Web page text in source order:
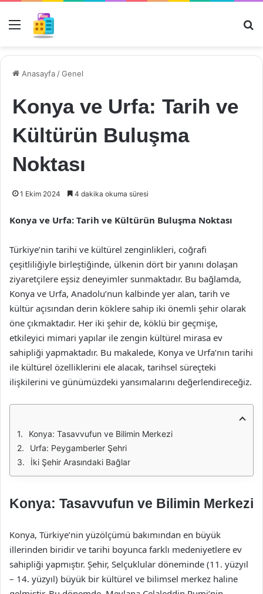
Menü
Anasayfa /Genel
Konya ve Urfa: Tarih ve
Kültürün Buluşma
Noktası
1 Ekim 2024 4 dakika okuma süresi
Konya ve Urfa: Tarih ve Kültürün Buluşma Noktası
Türkiye’nin tarihi ve kültürel zenginlikleri, coğrafi
çeşitliliğiyle birleştiğinde, ülkenin dört bir yanını dolaşan
ziyaretçilere eşsiz deneyimler sunmaktadır. Bu bağlamda,
Konya ve Urfa, Anadolu’nun kalbinde yer alan, tarih ve
kültür açısından derin köklere sahip iki önemli şehir olarak
öne çıkmaktadır. Her iki şehir de, köklü bir geçmişe,
etkileyici mimari yapılar ile zengin kültürel mirasa ev
sahipliği yapmaktadır. Bu makalede, Konya ve Urfa’nın tarihi
ile kültürel özelliklerini ele alacak, tarihsel süreçteki
ilişkilerini ve günümüzdeki yansımalarını değerlendireceğiz.
Konya: Tasavvufun ve Bilimin Merkezi
Urfa: Peygamberler Şehri
İki Şehir Arasındaki Bağlar
Konya: Tasavvufun ve Bilimin Merkezi
Konya, Türkiye’nin yüzölçümü bakımından en büyük
illerinden biridir ve tarihi boyunca farklı medeniyetlere ev
sahipliği yapmıştır. Şehir, Selçuklular döneminde (11. yüzyıl
– 14. yüzyıl) büyük bir kültürel ve bilimsel merkez haline